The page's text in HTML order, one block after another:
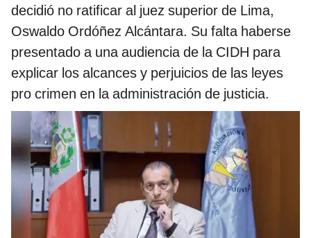
decidió no ratificar al juez superior de Lima,
Oswaldo Ordóñez Alcántara. Su falta haberse
presentado a una audiencia de la CIDH para
explicar los alcances y perjuicios de las leyes
pro crimen en la administración de justicia.